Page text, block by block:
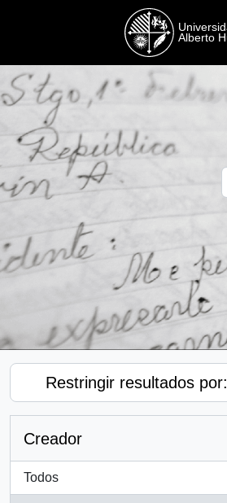
Restringir resultados por:
Creador
Todos